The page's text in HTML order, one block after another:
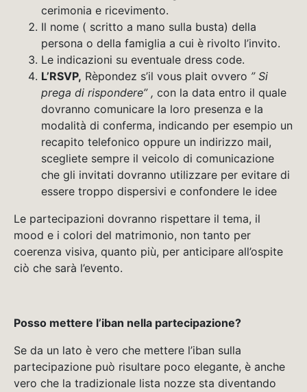
cerimonia e ricevimento.
Il nome ( scritto a mano sulla busta) della
persona o della famiglia a cui è rivolto l’invito.
Le indicazioni su eventuale dress code.
L’RSVP, Rèpondez s’il vous plait ovvero ” Si
prega di rispondere” , con la data entro il quale
dovranno comunicare la loro presenza e la
modalità di conferma, indicando per esempio un
recapito telefonico oppure un indirizzo mail,
scegliete sempre il veicolo di comunicazione
che gli invitati dovranno utilizzare per evitare di
essere troppo dispersivi e confondere le idee
Le partecipazioni dovranno rispettare il tema, il
mood e i colori del matrimonio, non tanto per
coerenza visiva, quanto più, per anticipare all’ospite
ciò che sarà l’evento.
Posso mettere l’iban nella partecipazione?
Se da un lato è vero che mettere l’iban sulla
partecipazione può risultare poco elegante, è anche
vero che la tradizionale lista nozze sta diventando